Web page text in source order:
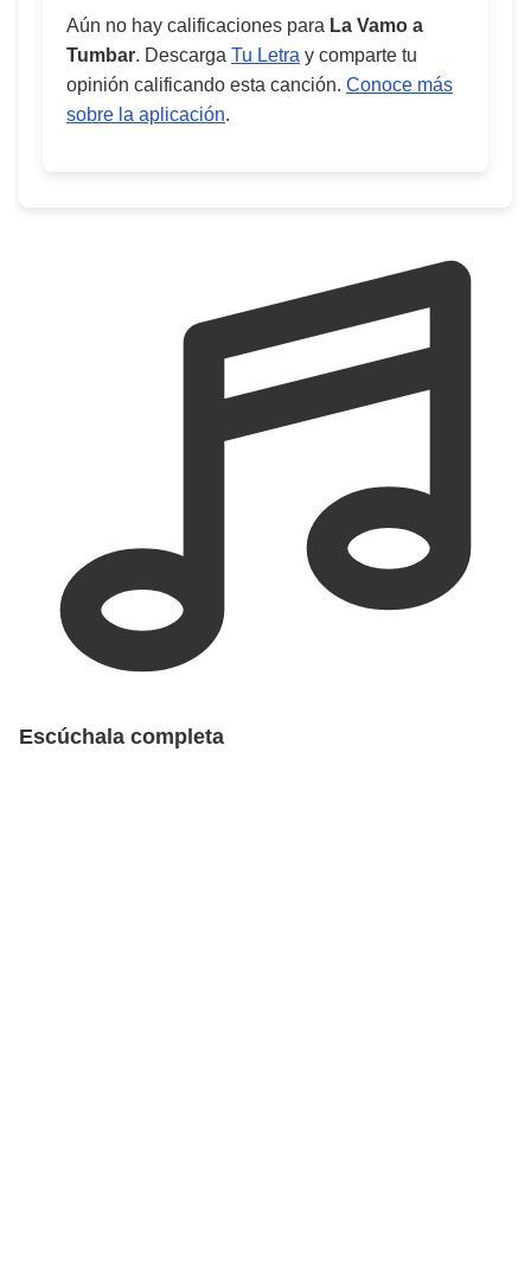
Aún no hay calificaciones para La Vamo a
Tumbar. Descarga Tu Letra y comparte tu
opinión calificando esta canción. Conoce más
sobre la aplicación.
Escúchala completa